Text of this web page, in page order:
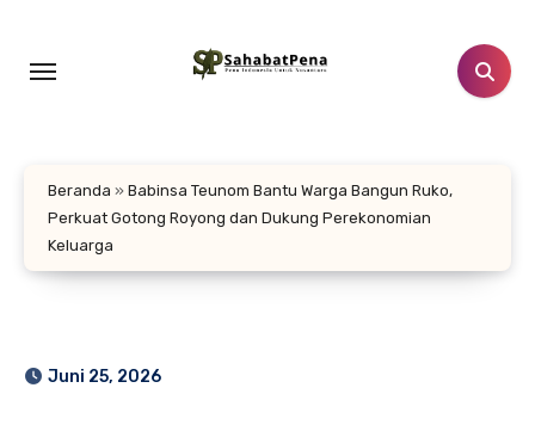
konten
Beranda » Babinsa Teunom Bantu Warga Bangun Ruko,
Perkuat Gotong Royong dan Dukung Perekonomian
Keluarga
Juni 25, 2026